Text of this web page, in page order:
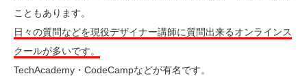
こともあります。
日々の質問などを現役デザイナー講師に質問出来るオンラインス
クールが多いです。
TechAcademy・CodeCampなどが有名です。